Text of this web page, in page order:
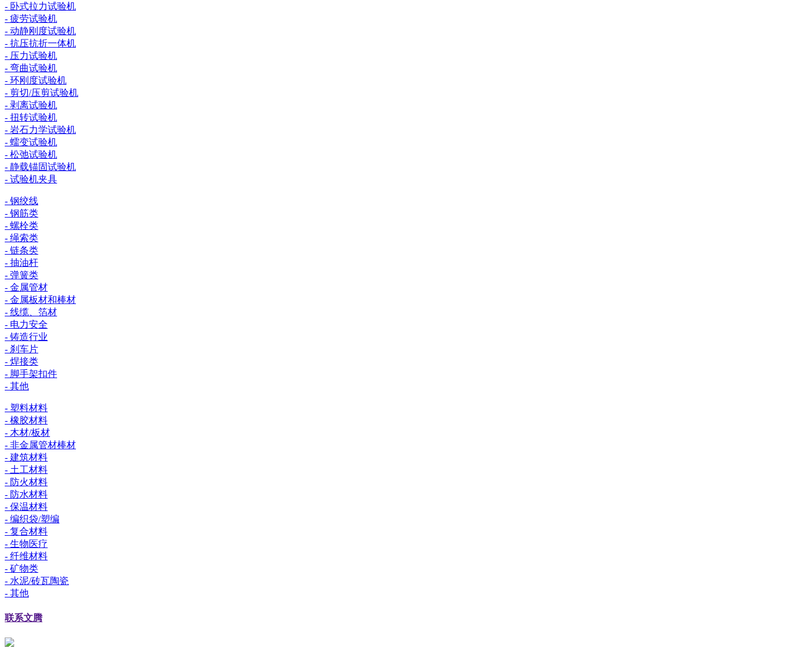
- 卧式拉力试验机
- 疲劳试验机
- 动静刚度试验机
- 抗压抗折一体机
- 压力试验机
- 弯曲试验机
- 环刚度试验机
- 剪切/压剪试验机
- 剥离试验机
- 扭转试验机
- 岩石力学试验机
- 蠕变试验机
- 松弛试验机
- 静载锚固试验机
- 试验机夹具
- 钢绞线
- 钢筋类
- 螺栓类
- 绳索类
- 链条类
- 抽油杆
- 弹簧类
- 金属管材
- 金属板材和棒材
- 线缆、箔材
- 电力安全
- 铸造行业
- 刹车片
- 焊接类
- 脚手架扣件
- 其他
- 塑料材料
- 橡胶材料
- 木材/板材
- 非金属管材棒材
- 建筑材料
- 土工材料
- 防火材料
- 防水材料
- 保温材料
- 编织袋/塑编
- 复合材料
- 生物医疗
- 纤维材料
- 矿物类
- 水泥/砖瓦陶瓷
- 其他
联系文腾